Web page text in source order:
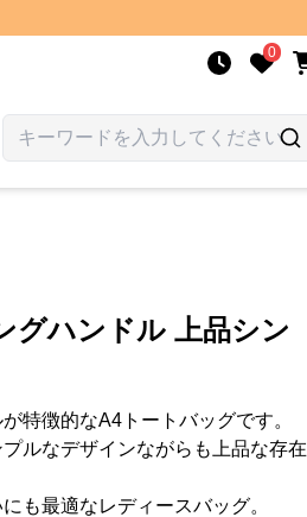
0
グハンドル 上品シン
特徴的なA4トートバッグです。
ルなデザインながらも上品な存在
も最適なレディースバッグ。